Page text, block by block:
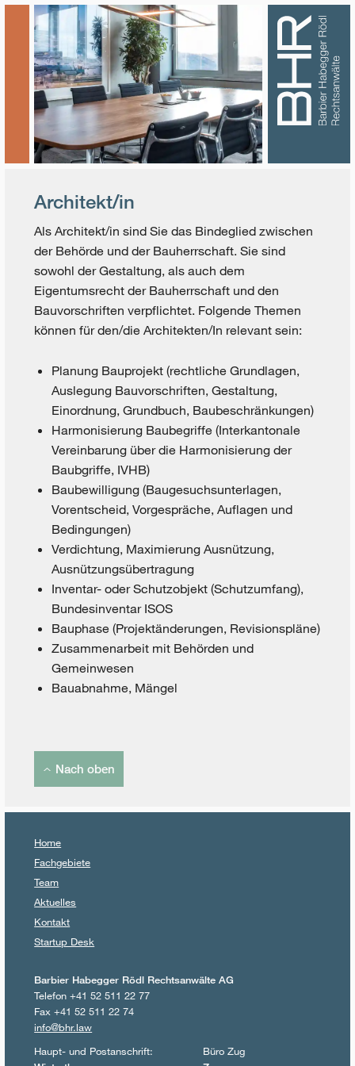
Architekt/in
Als Architekt/in sind Sie das Bindeglied zwischen
der Behörde und der Bauherrschaft. Sie sind
sowohl der Gestaltung, als auch dem
Eigentumsrecht der Bauherrschaft und den
Bauvorschriften verpflichtet. Folgende Themen
können für den/die Architekten/In relevant sein:
Planung Bauprojekt (rechtliche Grundlagen,
Auslegung Bauvorschriften, Gestaltung,
Einordnung, Grundbuch, Baubeschränkungen)
Harmonisierung Baubegriffe (Interkantonale
Vereinbarung über die Harmonisierung der
Baubgriffe, IVHB)
Baubewilligung (Baugesuchsunterlagen,
Vorentscheid, Vorgespräche, Auflagen und
Bedingungen)
Verdichtung, Maximierung Ausnützung,
Ausnützungsübertragung
Inventar- oder Schutzobjekt (Schutzumfang),
Bundesinventar ISOS
Bauphase (Projektänderungen, Revisionspläne)
Zusammenarbeit mit Behörden und
Gemeinwesen
Bauabnahme, Mängel
Nach oben
Home
Fachgebiete
Team
Aktuelles
Kontakt
Startup Desk
Barbier Habegger Rödl Rechtsanwälte AG
Telefon +41 52 511 22 77
Fax +41 52 511 22 74
info@bhr.law
Haupt- und Postanschrift:
Büro Zug